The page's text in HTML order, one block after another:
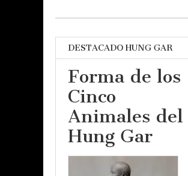
DESTACADO HUNG GAR
Forma de los
Cinco
Animales del
Hung Gar